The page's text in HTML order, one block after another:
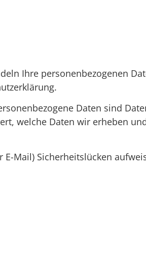
Ihre personenbezogenen
Daten sind
welche Daten wir erheben
Mail) Sicherheitslücken